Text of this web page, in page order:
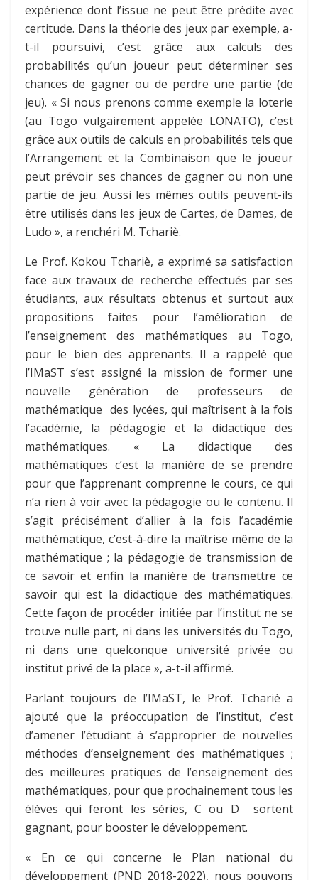
expérience dont l’issue ne peut être prédite avec
certitude. Dans la théorie des jeux par exemple, a-
t-il poursuivi, c’est grâce aux calculs des
probabilités qu’un joueur peut déterminer ses
chances de gagner ou de perdre une partie (de
jeu). « Si nous prenons comme exemple la loterie
(au Togo vulgairement appelée LONATO), c’est
grâce aux outils de calculs en probabilités tels que
l’Arrangement et la Combinaison que le joueur
peut prévoir ses chances de gagner ou non une
partie de jeu. Aussi les mêmes outils peuvent-ils
être utilisés dans les jeux de Cartes, de Dames, de
Ludo », a renchéri M. Tchariè.
Le Prof. Kokou Tchariè, a exprimé sa satisfaction
face aux travaux de recherche effectués par ses
étudiants, aux résultats obtenus et surtout aux
propositions faites pour l’amélioration de
l’enseignement des mathématiques au Togo,
pour le bien des apprenants. Il a rappelé que
l’IMaST s’est assigné la mission de former une
nouvelle génération de professeurs de
mathématique des lycées, qui maîtrisent à la fois
l’académie, la pédagogie et la didactique des
mathématiques. « La didactique des
mathématiques c’est la manière de se prendre
pour que l’apprenant comprenne le cours, ce qui
n’a rien à voir avec la pédagogie ou le contenu. Il
s’agit précisément d’allier à la fois l’académie
mathématique, c’est-à-dire la maîtrise même de la
mathématique ; la pédagogie de transmission de
ce savoir et enfin la manière de transmettre ce
savoir qui est la didactique des mathématiques.
Cette façon de procéder initiée par l’institut ne se
trouve nulle part, ni dans les universités du Togo,
ni dans une quelconque université privée ou
institut privé de la place », a-t-il affirmé.
Parlant toujours de l’IMaST, le Prof. Tchariè a
ajouté que la préoccupation de l’institut, c’est
d’amener l’étudiant à s’approprier de nouvelles
méthodes d’enseignement des mathématiques ;
des meilleures pratiques de l’enseignement des
mathématiques, pour que prochainement tous les
élèves qui feront les séries, C ou D sortent
gagnant, pour booster le développement.
« En ce qui concerne le Plan national du
développement (PND 2018-2022), nous pouvons